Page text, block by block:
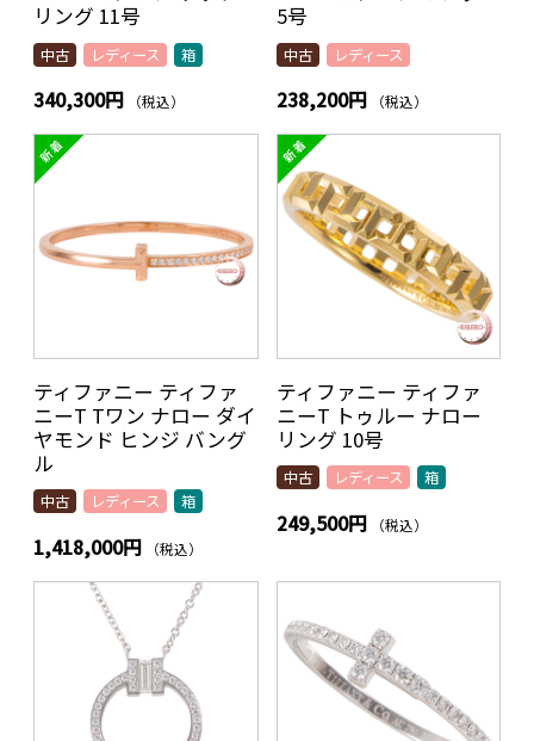
リング 11号
中古 レディース 箱
340,300円 （税込）
5号
中古 レディース
238,200円 （税込）
ティファニー ティファ
ニーT Tワン ナロー ダイ
ヤモンド ヒンジ バング
ル
中古 レディース 箱
1,418,000円 （税込）
ティファニー ティファ
ニーT トゥルー ナロー
リング 10号
中古 レディース 箱
249,500円 （税込）